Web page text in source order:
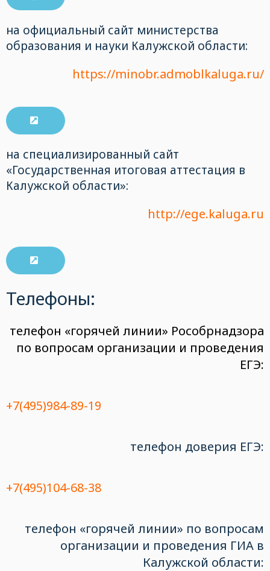
на официальный сайт министерства
образования и науки Калужской области:
https://minobr.admoblkaluga.ru/
на специализированный сайт
«Государственная итоговая аттестация в
Калужской области»:
http://ege.kaluga.ru
Телефоны:
телефон «горячей линии» Рособрнадзора
по вопросам организации и проведения
ЕГЭ:
+7(495)984-89-19
телефон доверия ЕГЭ:
+7(495)104-68-38
телефон «горячей линии» по вопросам
организации и проведения ГИА в
Калужской области: